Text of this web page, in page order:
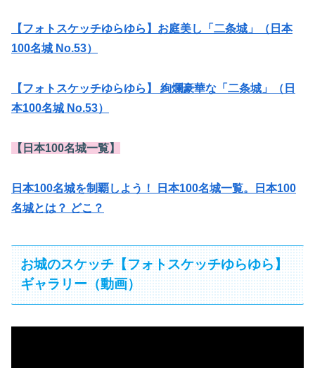
【フォトスケッチゆらゆら】お庭美し「二条城」（日本
100名城 No.53）
【フォトスケッチゆらゆら】 絢爛豪華な「二条城」（日
本100名城 No.53）
【日本100名城一覧】
日本100名城を制覇しよう！ 日本100名城一覧。日本100
名城とは？ どこ？
お城のスケッチ【フォトスケッチゆらゆら】
ギャラリー（動画）